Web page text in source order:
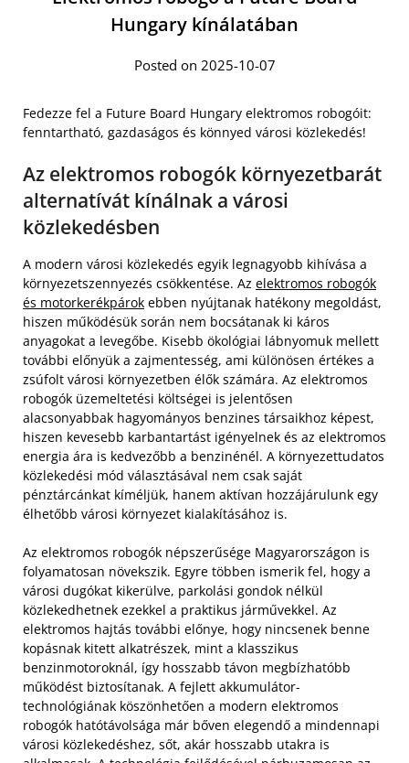
Hungary kínálatában
Posted on 2025-10-07
Fedezze fel a Future Board Hungary elektromos robogóit:
fenntartható, gazdaságos és könnyed városi közlekedés!
Az elektromos robogók környezetbarát
alternatívát kínálnak a városi
közlekedésben
A modern városi közlekedés egyik legnagyobb kihívása a
környezetszennyezés csökkentése. Az elektromos robogók
és motorkerékpárok ebben nyújtanak hatékony megoldást,
hiszen működésük során nem bocsátanak ki káros
anyagokat a levegőbe. Kisebb ökológiai lábnyomuk mellett
további előnyük a zajmentesség, ami különösen értékes a
zsúfolt városi környezetben élők számára. Az elektromos
robogók üzemeltetési költségei is jelentősen
alacsonyabbak hagyományos benzines társaikhoz képest,
hiszen kevesebb karbantartást igényelnek és az elektromos
energia ára is kedvezőbb a benzinénél. A környezettudatos
közlekedési mód választásával nem csak saját
pénztárcánkat kíméljük, hanem aktívan hozzájárulunk egy
élhetőbb városi környezet kialakításához is.
Az elektromos robogók népszerűsége Magyarországon is
folyamatosan növekszik. Egyre többen ismerik fel, hogy a
városi dugókat kikerülve, parkolási gondok nélkül
közlekedhetnek ezekkel a praktikus járművekkel. Az
elektromos hajtás további előnye, hogy nincsenek benne
kopásnak kitett alkatrészek, mint a klasszikus
benzinmotoroknál, így hosszabb távon megbízhatóbb
működést biztosítanak. A fejlett akkumulátor-
technológiának köszönhetően a modern elektromos
robogók hatótávolsága már bőven elegendő a mindennapi
városi közlekedéshez, sőt, akár hosszabb utakra is